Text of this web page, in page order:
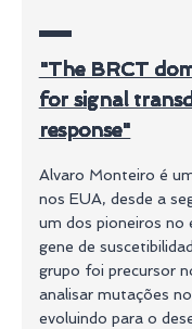
"The BRCT
for signal
response"
Alvaro Monteiro é
nos EUA, desde a
um dos pioneiros no
gene de
grupo foi precursor
analisar mutações
evoluindo para o